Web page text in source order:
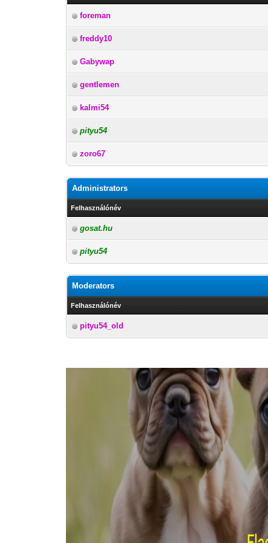
foreman
freddy10
Gabywap
gentlemen
kalmi54
pityu54
zoro67
Administrators
Felhasználónév
gosat.hu
pityu54
Moderators
Felhasználónév
pityu54_old